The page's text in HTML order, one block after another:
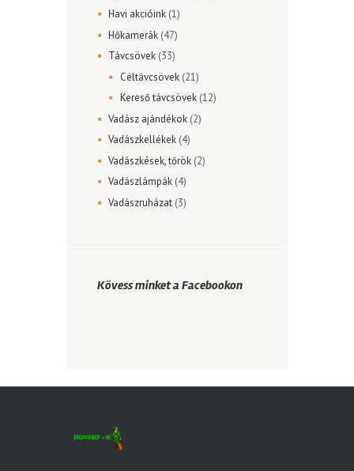
Havi akcióink (1)
Hőkamerák (47)
Távcsövek (33)
Céltávcsövek (21)
Kereső távcsövek (12)
Vadász ajándékok (2)
Vadászkellékek (4)
Vadászkések, tőrök (2)
Vadászlámpák (4)
Vadászruházat (3)
Kövess minket a Facebookon